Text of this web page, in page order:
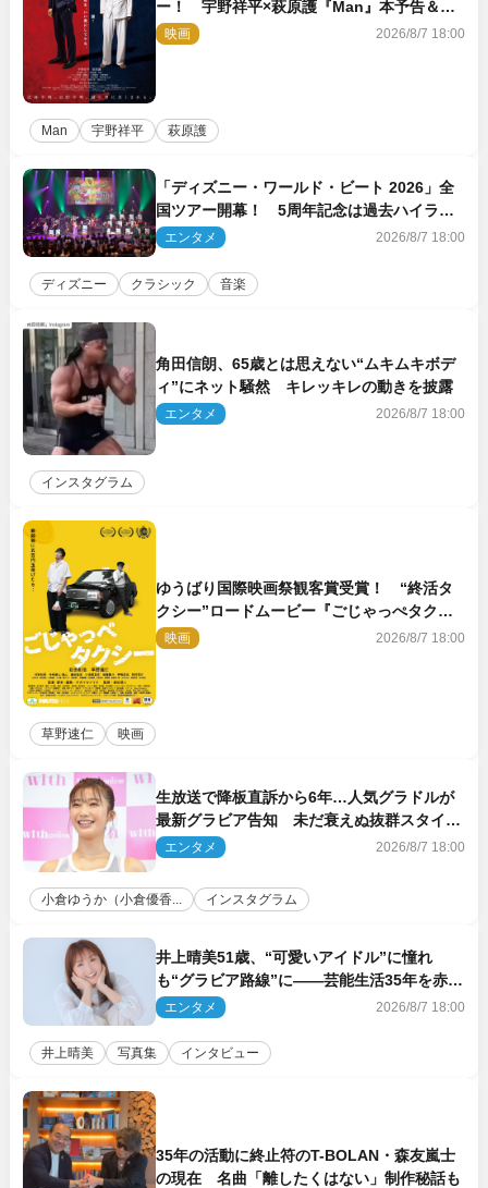
ー！ 宇野祥平×萩原護『Man』本予告＆新
ビジュアル解禁
映画 2026/8/7 18:00
Man 宇野祥平 萩原護
「ディズニー・ワールド・ビート 2026」全
国ツアー開幕！ 5周年記念は過去ハイライ
ト＆クルーズ旅を大満喫！【潜入レポート】
エンタメ 2026/8/7 18:00
ディズニー クラシック 音楽
角田信朗、65歳とは思えない“ムキムキボデ
ィ”にネット騒然 キレッキレの動きを披露
エンタメ 2026/8/7 18:00
インスタグラム
ゆうばり国際映画祭観客賞受賞！ “終活タ
クシー”ロードムービー『ごじゃっぺタクシ
ー』10月公開＆予告解禁
映画 2026/8/7 18:00
草野速仁 映画
生放送で降板直訴から6年…人気グラドルが
最新グラビア告知 未だ衰えぬ抜群スタイル
に反響
エンタメ 2026/8/7 18:00
小倉ゆうか（小倉優香... インスタグラム
井上晴美51歳、“可愛いアイドル”に憧れ
も“グラビア路線”に――芸能生活35年を赤
裸々に語る 27年ぶりに写真集発売
エンタメ 2026/8/7 18:00
井上晴美 写真集 インタビュー
35年の活動に終止符のT-BOLAN・森友嵐士
の現在 名曲「離したくはない」制作秘話も